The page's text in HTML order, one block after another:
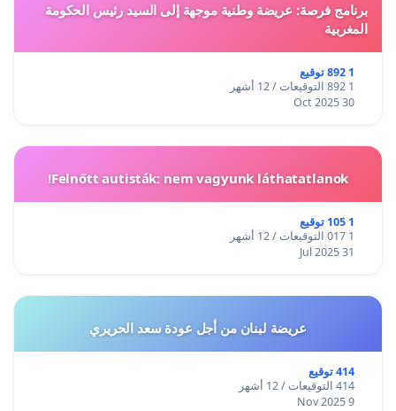
برنامج فرصة: عريضة وطنية موجهة إلى السيد رئيس الحكومة
المغربية
1 892 توقيع
1 892 التوقيعات / 12 أشهر
30 Oct 2025
Felnőtt autisták: nem vagyunk láthatatlanok!
1 105 توقيع
1 017 التوقيعات / 12 أشهر
31 Jul 2025
عريضة لبنان من أجل عودة سعد الحريري
414 توقيع
414 التوقيعات / 12 أشهر
9 Nov 2025